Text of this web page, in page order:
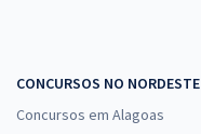
CONCURSOS NO NORDESTE
Concursos em Alagoas